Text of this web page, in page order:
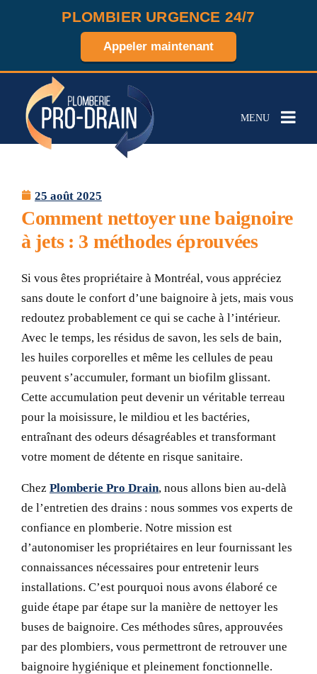
PLOMBIER URGENCE 24/7
Appeler maintenant
MENU
25 août 2025
Comment nettoyer une baignoire
à jets : 3 méthodes éprouvées
Si vous êtes propriétaire à Montréal, vous appréciez
sans doute le confort d’une baignoire à jets, mais vous
redoutez probablement ce qui se cache à l’intérieur.
Avec le temps, les résidus de savon, les sels de bain,
les huiles corporelles et même les cellules de peau
peuvent s’accumuler, formant un biofilm glissant.
Cette accumulation peut devenir un véritable terreau
pour la moisissure, le mildiou et les bactéries,
entraînant des odeurs désagréables et transformant
votre moment de détente en risque sanitaire.
Chez Plomberie Pro Drain, nous allons bien au-delà
de l’entretien des drains : nous sommes vos experts de
confiance en plomberie. Notre mission est
d’autonomiser les propriétaires en leur fournissant les
connaissances nécessaires pour entretenir leurs
installations. C’est pourquoi nous avons élaboré ce
guide étape par étape sur la manière de nettoyer les
buses de baignoire. Ces méthodes sûres, approuvées
par des plombiers, vous permettront de retrouver une
baignoire hygiénique et pleinement fonctionnelle.